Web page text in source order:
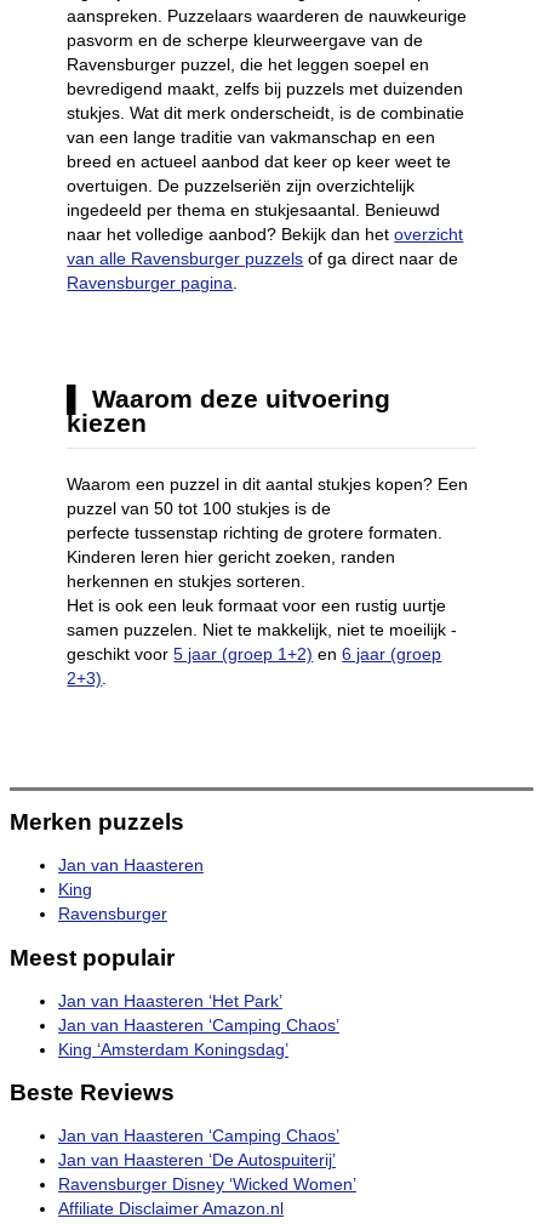
aanspreken. Puzzelaars waarderen de nauwkeurige
pasvorm en de scherpe kleurweergave van de
Ravensburger puzzel, die het leggen soepel en
bevredigend maakt, zelfs bij puzzels met duizenden
stukjes. Wat dit merk onderscheidt, is de combinatie
van een lange traditie van vakmanschap en een
breed en actueel aanbod dat keer op keer weet te
overtuigen. De puzzelseriën zijn overzichtelijk
ingedeeld per thema en stukjesaantal. Benieuwd
naar het volledige aanbod? Bekijk dan hetoverzicht
van alle Ravensburger puzzels of ga direct naar de
Ravensburger pagina.
Waarom deze uitvoering
kiezen
Waarom een puzzel in dit aantal stukjes kopen? Een
puzzel van 50 tot 100 stukjes is de
perfecte tussenstap richting de grotere formaten.
Kinderen leren hier gericht zoeken, randen
herkennen en stukjes sorteren.
Het is ook een leuk formaat voor een rustig uurtje
samen puzzelen. Niet te makkelijk, niet te moeilijk -
geschikt voor5 jaar (groep 1+2) en6 jaar (groep
2+3).
Merken puzzels
Jan van Haasteren
King
Ravensburger
Meest populair
Jan van Haasteren ‘Het Park’
Jan van Haasteren ‘Camping Chaos’
King ‘Amsterdam Koningsdag’
Beste Reviews
Jan van Haasteren ‘Camping Chaos’
Jan van Haasteren ‘De Autospuiterij’
Ravensburger Disney ‘Wicked Women’
Affiliate Disclaimer Amazon.nl